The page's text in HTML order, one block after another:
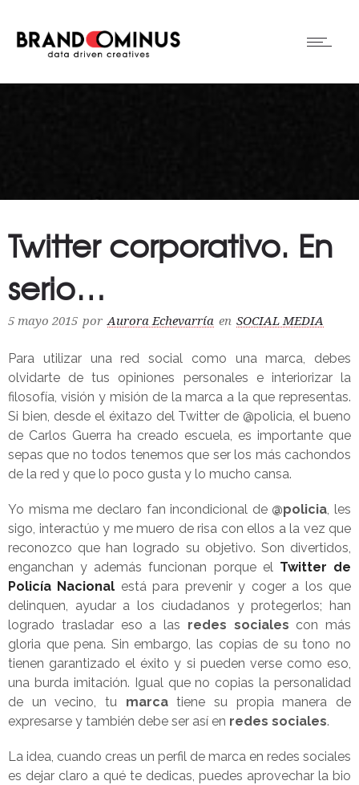
Twitter corporativo. En
serio…
5 mayo 2015 por Aurora Echevarría en SOCIAL MEDIA
Para utilizar una red social como una marca, debes
olvidarte de tus opiniones personales e interiorizar la
filosofía, visión y misión de la marca a la que representas.
Si bien, desde el éxitazo del Twitter de @policia, el bueno
de Carlos Guerra ha creado escuela, es importante que
sepas que no todos tenemos que ser los más cachondos
de la red y que lo poco gusta y lo mucho cansa.
Yo misma me declaro fan incondicional de @policia, les
sigo, interactúo y me muero de risa con ellos a la vez que
reconozco que han logrado su objetivo. Son divertidos,
enganchan y además funcionan porque elTwitter de
Policía Nacional está para prevenir y coger a los que
delinquen, ayudar a los ciudadanos y protegerlos; han
logrado trasladar eso a las redes sociales con más
gloria que pena. Sin embargo, las copias de su tono no
tienen garantizado el éxito y si pueden verse como eso,
una burda imitación. Igual que no copias la personalidad
de un vecino, tu marcatiene su propia manera de
expresarse y también debe ser así en redes sociales.
La idea, cuando creas un perfil de marca en redes sociales
es dejar claro a qué te dedicas, puedes aprovechar la bio